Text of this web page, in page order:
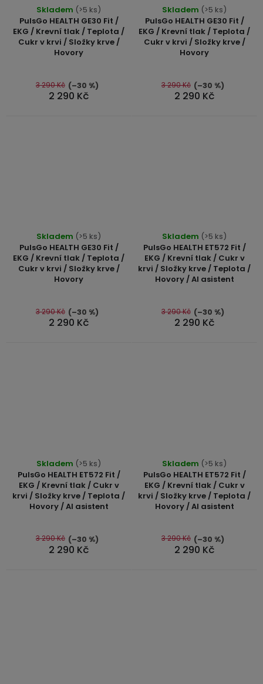
PulsGo HEALTH GE30 Fit /
EKG / Krevní tlak / Teplota /
Cukr v krvi / Složky krve /
Hovory
Skladem (>5 ks)
2 290 Kč
3 290 Kč (–30 %)
PulsGo HEALTH GE30 Fit /
EKG / Krevní tlak / Teplota /
Cukr v krvi / Složky krve /
Hovory
Skladem (>5 ks)
2 290 Kč
3 290 Kč (–30 %)
PulsGo HEALTH GE30 Fit /
EKG / Krevní tlak / Teplota /
Cukr v krvi / Složky krve /
Hovory
hodnocení
produktu
je
5,0
5
hvězdiček.
Skladem (>5 ks)
2 290 Kč
3 290 Kč (–30 %)
PulsGo HEALTH ET572 Fit /
EKG / Krevní tlak / Cukr v
krvi / Složky krve / Teplota /
Hovory / AI asistent
Skladem (>5 ks)
2 290 Kč
3 290 Kč (–30 %)
PulsGo HEALTH ET572 Fit /
EKG / Krevní tlak / Cukr v
krvi / Složky krve / Teplota /
Hovory / AI asistent
Skladem (>5 ks)
2 290 Kč
3 290 Kč (–30 %)
PulsGo HEALTH ET572 Fit /
EKG / Krevní tlak / Cukr v
krvi / Složky krve / Teplota /
Hovory / AI asistent
hodnocení
produktu
je
5,0
5
hvězdiček.
Skladem (>5 ks)
2 290 Kč
3 290 Kč (–30 %)